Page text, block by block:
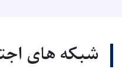
شبکه های